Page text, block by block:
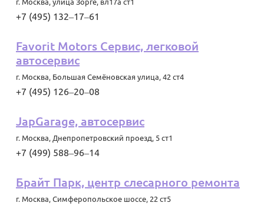
г. Москва, улица Зорге, вл17а ст1
+7 (495) 132‒17‒61
Favorit Motors Сервис, легковой
автосервис
г. Москва, Большая Семёновская улица, 42 ст4
+7 (495) 126‒20‒08
JapGarage, автосервис
г. Москва, Днепропетровский проезд, 5 ст1
+7 (499) 588‒96‒14
Брайт Парк, центр слесарного ремонта
г. Москва, Симферопольское шоссе, 22 ст5